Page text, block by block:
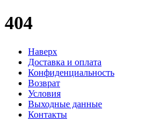
404
Наверх
Доставка и оплата
Конфиденциальность
Возврат
Условия
Выходные данные
Контакты